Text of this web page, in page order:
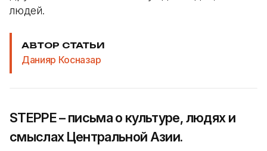
людей.
АВТОР СТАТЬИ
Данияр Косназар
STEPPE – письма о культуре, людях и
смыслах Центральной Азии.